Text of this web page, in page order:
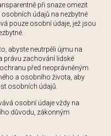
při snaze omezit
údajů na nezbytné
pouze osobní údaje, jež jsou
abyste neutrpěli újmu na
právu zachování lidské
před neoprávněným
a osobního života, aby
osobních údajů.
osobní údaje vždy na
důvodu, zákonným